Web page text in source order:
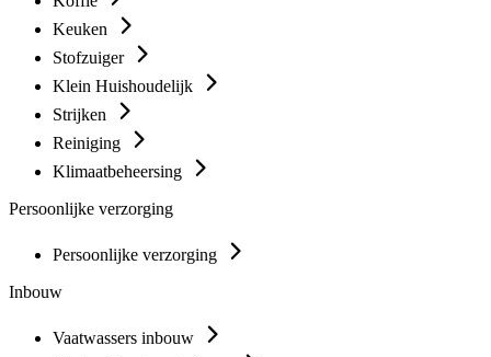
Keuken
Stofzuiger
Klein Huishoudelijk
Strijken
Reiniging
Klimaatbeheersing
Persoonlijke verzorging
Persoonlijke verzorging
Inbouw
Vaatwassers inbouw